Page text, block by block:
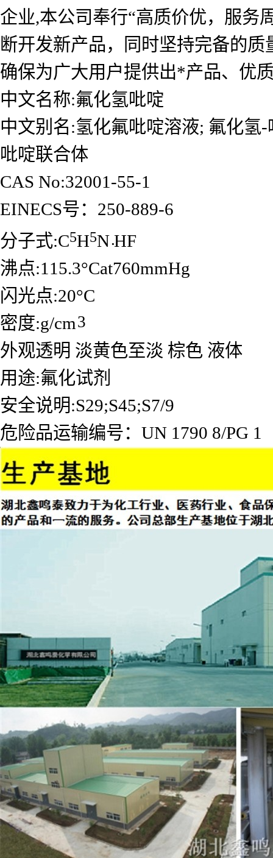
企业,本公司奉行“高质价优，服务
断开发新产品，同时坚持完备的
确保为广大用户提供出*产品、优
中文名称:氟化氢吡啶
中文别名:氢化氟吡啶溶液; 氟化氢
吡啶联合体
CAS No:32001-55-1
EINECS号：250-889-6
分子式:C5H5N.HF
沸点:115.3°Cat760mmHg
闪光点:20°C
密度:g/cm3
外观透明 淡黄色至淡 棕色 液体
用途:氟化试剂
安全说明:S29;S45;S7/9
危险品运输编号：UN 1790 8/PG 1